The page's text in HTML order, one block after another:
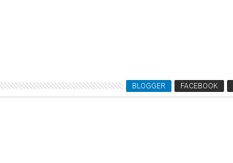
BLOGGER FACEBOOK